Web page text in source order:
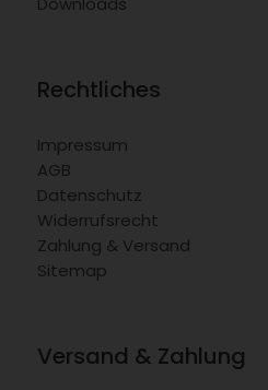
Rechtliches
Impressum
AGB
Datenschutz
Widerrufsrecht
Zahlung & Versand
Sitemap
Versand & Zahlung